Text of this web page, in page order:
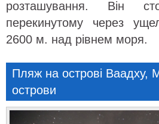
розташування. Він
перекинутому через
2600 м. над рівнем моря.
Пляж на острові Ваадху,
острови